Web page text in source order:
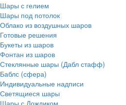
Шары с гелием
Шары под потолок
Облако из воздушных шаров
Готовые решения
Букеты из шаров
Фонтан из шаров
Стеклянные шары (Дабл стафф)
Баблс (сфера)
Индивидуальные надписи
Светящиеся шары